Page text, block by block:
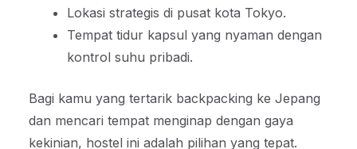
Lokasi strategis di pusat kota Tokyo.
Tempat tidur kapsul yang nyaman dengan
kontrol suhu pribadi.
Bagi kamu yang tertarik backpacking ke Jepang
dan mencari tempat menginap dengan gaya
kekinian, hostel ini adalah pilihan yang tepat.